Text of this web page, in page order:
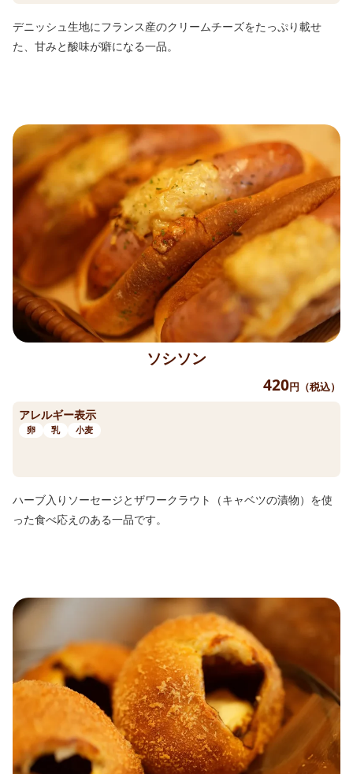
デニッシュ生地にフランス産のクリームチーズをたっぷり載せ
た、甘みと酸味が癖になる一品。
ソシソン
420円（税込）
アレルギー表示
卵 乳 小麦
ハーブ入りソーセージとザワークラウト（キャベツの漬物）を使
った食べ応えのある一品です。